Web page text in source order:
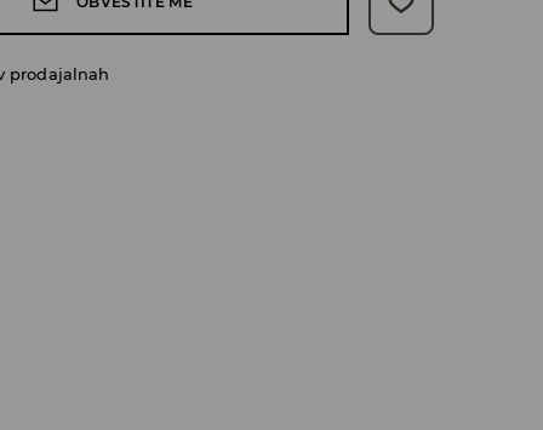
prodajalnah